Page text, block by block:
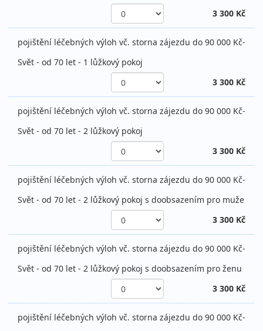
3 300 Kč
pojištění léčebných výloh vč. storna zájezdu do 90 000 Kč-
Svět - od 70 let - 1 lůžkový pokoj
3 300 Kč
pojištění léčebných výloh vč. storna zájezdu do 90 000 Kč-
Svět - od 70 let - 2 lůžkový pokoj
3 300 Kč
pojištění léčebných výloh vč. storna zájezdu do 90 000 Kč-
Svět - od 70 let - 2 lůžkový pokoj s doobsazením pro muže
3 300 Kč
pojištění léčebných výloh vč. storna zájezdu do 90 000 Kč-
Svět - od 70 let - 2 lůžkový pokoj s doobsazením pro ženu
3 300 Kč
pojištění léčebných výloh vč. storna zájezdu do 90 000 Kč-